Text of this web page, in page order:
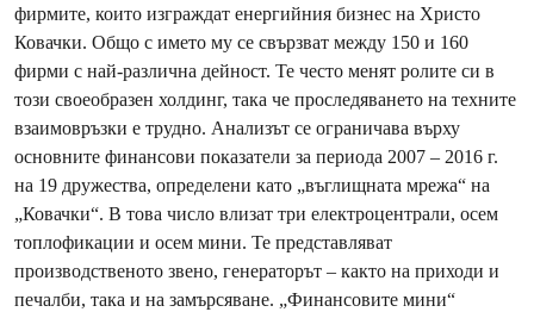
фирмите, които изграждат енергийния бизнес на Христо
Ковачки. Общо с името му се свързват между 150 и 160
фирми с най-различна дейност. Те често менят ролите си в
този своеобразен холдинг, така че проследяването на техните
взаимовръзки е трудно. Анализът се ограничава върху
основните финансови показатели за периода 2007 – 2016 г.
на 19 дружества, определени като „въглищната мрежа“ на
„Ковачки“. В това число влизат три електроцентрали, осем
топлофикации и осем мини. Те представляват
производственото звено, генераторът – както на приходи и
печалби, така и на замърсяване. „Финансовите мини“